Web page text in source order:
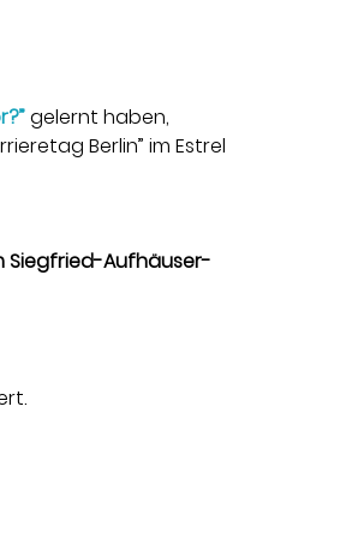
gelernt haben,
Berlin” im Estrel
Siegfried-Aufhäuser-